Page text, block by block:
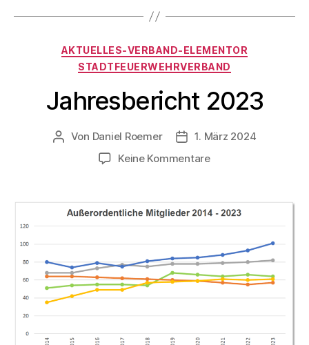
AKTUELLES-VERBAND-ELEMENTOR
STADTFEUERWEHRVERBAND
Jahresbericht 2023
Von Daniel Roemer
1. März 2024
Keine Kommentare